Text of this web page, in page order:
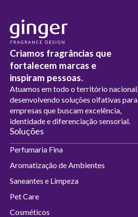
Criamos fragrâncias que
fortalecem marcas e
inspiram pessoas.
Atuamos em todo o território nacional,
desenvolvendo soluções olfativas para
empresas que buscam excelência,
identidade e diferenciação sensorial.
Soluções
Perfumaria Fina
Aromatização de Ambientes
Saneantes e Limpeza
Pet Care
Cosméticos